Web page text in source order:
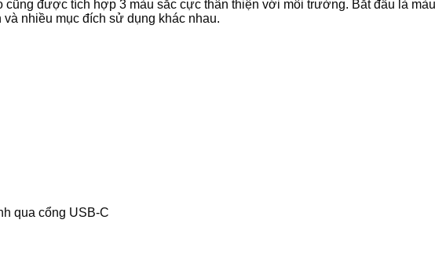
được tích hợp 3 màu sắc cực thân thiện với môi trường. Bắt đầu là
nhiều mục đích sử dụng khác nhau.
qua cổng USB-C